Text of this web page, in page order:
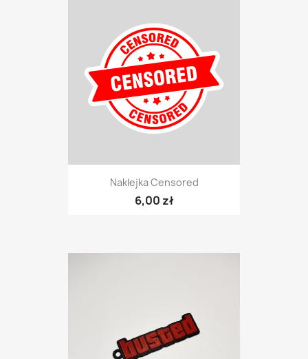
Naklejka Censored
6,00 zł